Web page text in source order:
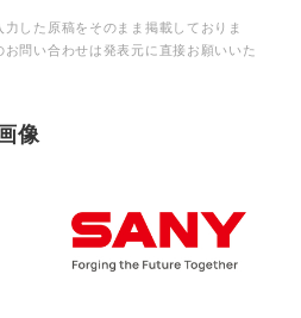
した原稿をそのまま掲載しておりま
問い合わせは発表元に直接お願いいた
像